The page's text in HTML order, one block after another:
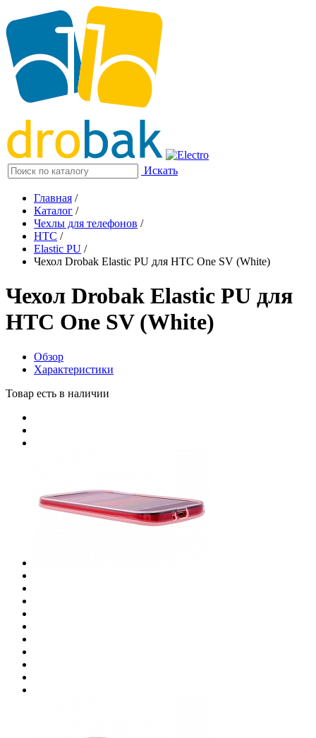
Искать
Главная /
Каталог /
Чехлы для телефонов /
HTC /
Elastic PU /
Чехол Drobak Elastic PU для HTC One SV (White)
Чехол Drobak Elastic PU для
HTC One SV (White)
Обзор
Характеристики
Товар есть в наличии